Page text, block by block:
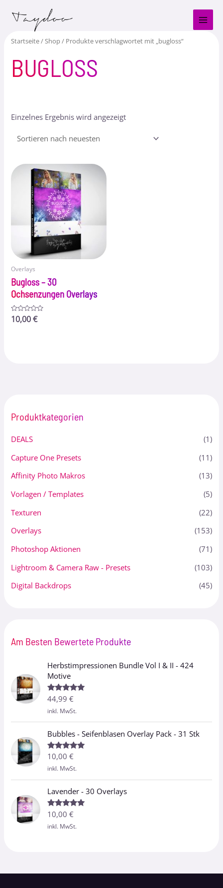
Inhalt
Produktkategorien
DEALS
(1)
Capture One Presets
(11)
Affinity Photo Makros
(13)
Vorlagen / Templates
(5)
Texturen
(22)
Overlays
(153)
Photoshop Aktionen
(71)
Lightroom & Camera Raw - Presets
(103)
Digital Backdrops
(45)
Am Besten Bewertete Produkte
Herbstimpressionen Bundle Vol I & II - 424
Motive
Bewertet
mit
von 5
44,99€
inkl. MwSt.
Bubbles - Seifenblasen Overlay Pack - 31 Stk
Bewertet
mit
von 5
10,00€
inkl. MwSt.
Lavender - 30 Overlays
Bewertet
mit
von 5
10,00€
inkl. MwSt.
Startseite/Shop/ Produkte verschlagwortet mit „bugloss“
BUGLOSS
Einzelnes Ergebnis wird angezeigt
Overlays
Bugloss – 30
Ochsenzungen Overlays
Bewertet
mit
10,00€